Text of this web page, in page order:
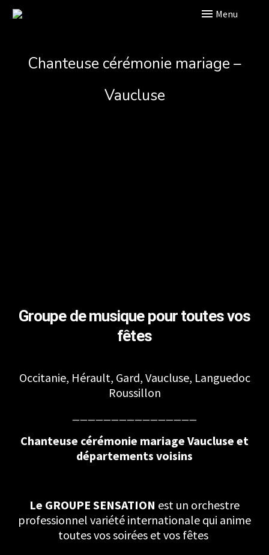
Primary Menu
Chanteuse cérémonie mariage –
Vaucluse
Groupe de musique pour toutes vos
fêtes
Occitanie, Hérault, Gard, Vaucluse, Languedoc
Roussillon
————————————————
Chanteuse cérémonie mariage Vaucluse et
départements voisins
Le GROUPE SENSATION est un orchestre
professionnel variété internationale qui anime
toutes vos soirées et vos fêtes